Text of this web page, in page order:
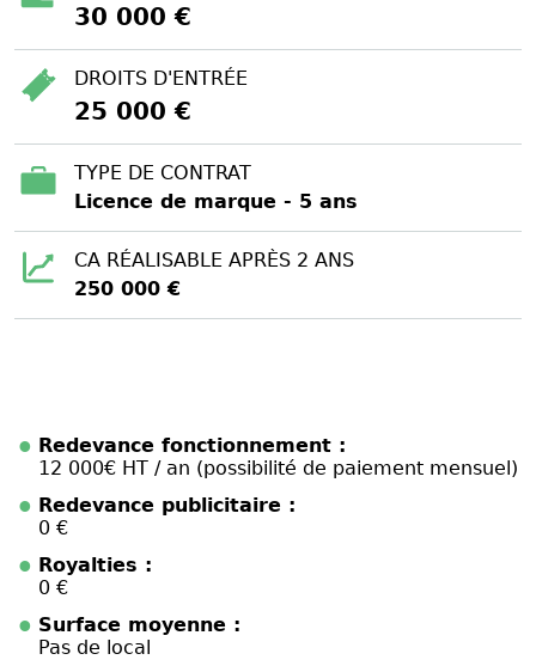
30 000 €
DROITS D'ENTRÉE
25 000 €
TYPE DE CONTRAT
Licence de marque - 5 ans
CA RÉALISABLE APRÈS 2 ANS
250 000 €
Redevance fonctionnement :
12 000€ HT / an (possibilité de paiement mensuel)
Redevance publicitaire :
0 €
Royalties :
0 €
Surface moyenne :
Pas de local